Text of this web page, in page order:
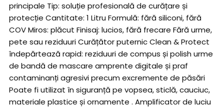
principale Tip: soluție profesională de curățare și
protecție Cantitate: 1 Litru Formulă: fără siliconi, fără
COV Miros: plăcut Finisaj: lucios, fără frecare Fără urme,
pete sau reziduuri Curățător puternic Clean & Protect
îndepărtează rapid: reziduuri de compus și polish urme
de bandă de mascare amprente digitale și praf
contaminanți agresivi precum excremente de păsări
Poate fi utilizat în siguranță pe vopsea, sticlă, cauciuc,
materiale plastice și ornamente . Amplificator de luciu